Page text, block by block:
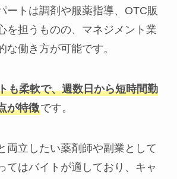
ートは調剤や服薬指導、OTC販
を担うものの、マネジメント業
な働き方が可能です。
も柔軟で、週数日から短時間勤
が特徴です。
両立したい薬剤師や副業として
てはバイトが適しており、キャ